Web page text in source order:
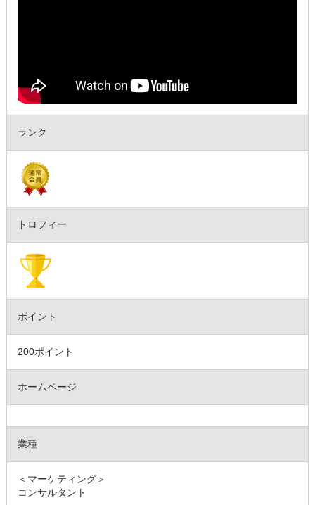
ランク
トロフィー
ポイント
200ポイント
ホームページ
業種
＜マーケティング＞
コンサルタント